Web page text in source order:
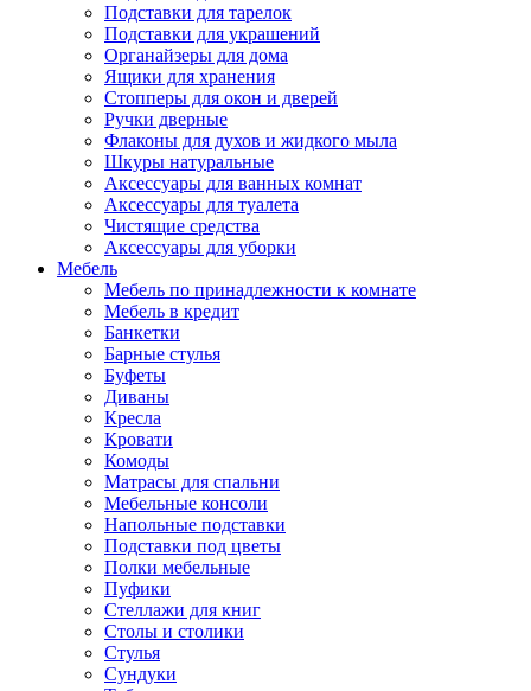
Подставки для тарелок
Подставки для украшений
Органайзеры для дома
Ящики для хранения
Стопперы для окон и дверей
Ручки дверные
Флаконы для духов и жидкого мыла
Шкуры натуральные
Аксессуары для ванных комнат
Аксессуары для туалета
Чистящие средства
Аксессуары для уборки
Мебель
Мебель по принадлежности к комнате
Мебель в кредит
Банкетки
Барные стулья
Буфеты
Диваны
Кресла
Кровати
Комоды
Матрасы для спальни
Мебельные консоли
Напольные подставки
Подставки под цветы
Полки мебельные
Пуфики
Стеллажи для книг
Столы и столики
Стулья
Сундуки